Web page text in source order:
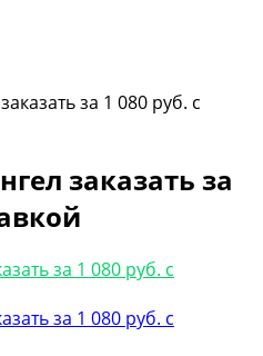
за 1 080 руб. с
заказать за